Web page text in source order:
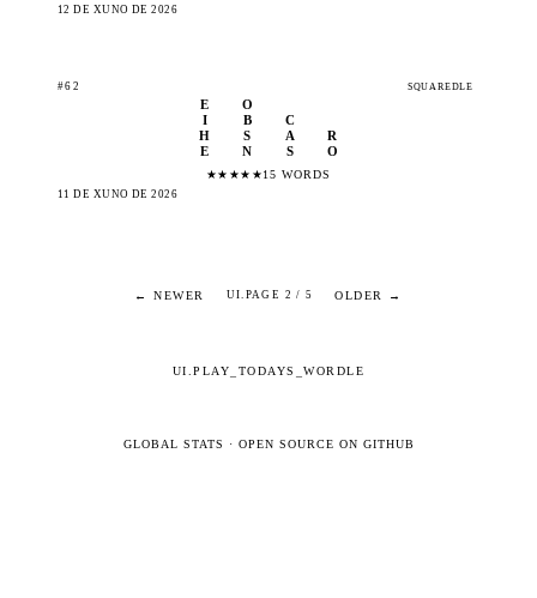
12 DE XUÑO DE 2026
#62 SQUAREDLE
E
O
I
B
C
H
S A
R
E
N S O
★★ ★★ ★15 WORDS
11 DE XUÑO DE 2026
← NEWER UI.PAGE 2 / 5 OLDER →
UI.PLAY_TODAYS_WORDLE
GLOBAL STATS · OPEN SOURCE ON GITHUB